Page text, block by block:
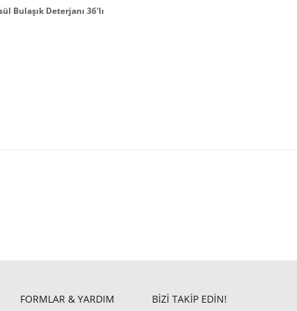
Bulaşık Deterjanı 36'lı
FORMLAR & YARDIM BİZİ TAKİP EDİN!